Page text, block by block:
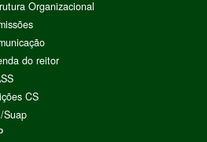
Organizacional
do reitor
CS
Suap